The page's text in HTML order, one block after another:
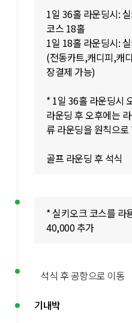
1일 36홀 라운딩시:
코스 18홀
1일 18홀 라운딩시:
(전동카트,캐디피,캐
장결제 가능)
* 1일 36홀 라운딩시
라운딩 후 오후에는
류 라운딩을 원칙으로
골프 라운딩 후 석식
* 실키오크 코스를 라
40,000 추가
석식 후 공항으로 이동
기내박